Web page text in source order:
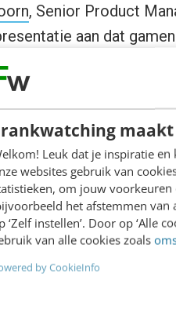
Leuk dat je inspiratie
websites gebruik van
om jouw
het afstemmen van
‘Zelf instellen’. Door op ‘Alle
van alle cookies zoals
by CookieInfo
, Senior Product
aan dat
miljoen gamers
zijn er drie partijen de
zozeer om wat de
de spelcomputer een
staat de console bij
Zo is het aanbod
ook karaoketitels.
video’s en films